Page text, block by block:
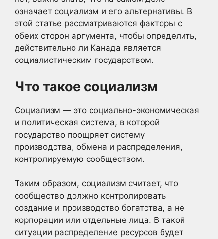
означает социализм и его альтернативы. В
этой статье рассматриваются факторы с
обеих сторон аргумента, чтобы определить,
действительно ли Канада является
социалистическим государством.
Что такое социализм
Социализм — это социально-экономическая
и политическая система, в которой
государство поощряет систему
производства, обмена и распределения,
контролируемую сообществом.
Таким образом, социализм считает, что
сообщество должно контролировать
создание и производство богатства, а не
корпорации или отдельные лица. В такой
ситуации распределение ресурсов будет